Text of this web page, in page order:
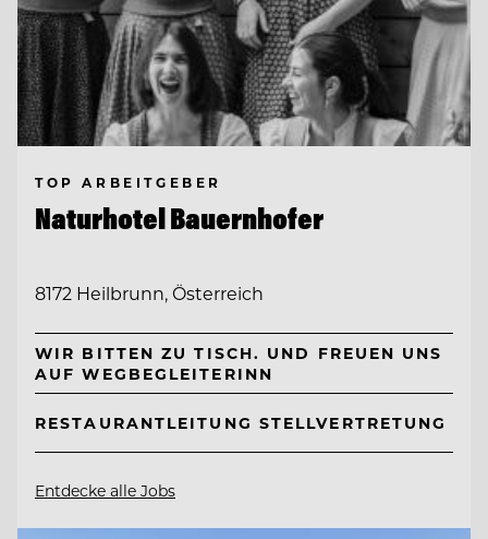
TOP ARBEITGEBER
Naturhotel Bauernhofer
8172 Heilbrunn, Österreich
WIR BITTEN ZU TISCH. UND FREUEN UNS
AUF WEGBEGLEITERINN
RESTAURANTLEITUNG STELLVERTRETUNG
Entdecke alle Jobs